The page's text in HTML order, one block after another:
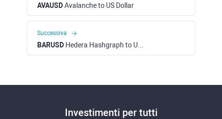
AVAUSDAvalanche to US Dollar
Successiva
BARUSD Hedera Hashgraph to US Dollar
Investimenti per tutti